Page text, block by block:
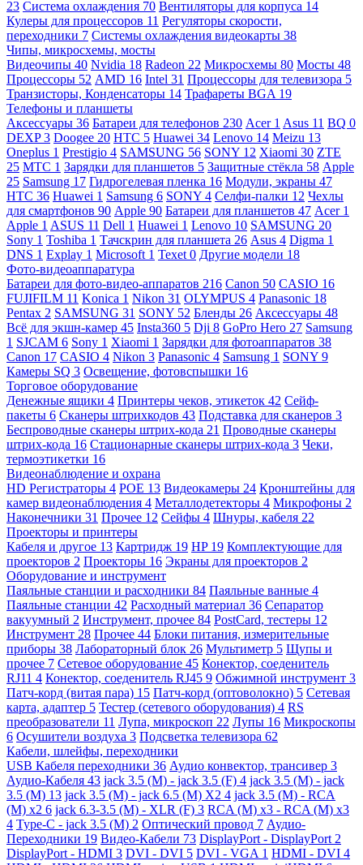
23 Система охлаждения 70 Вентиляторы для корпуса 14
Кулеры для процессоров 11 Регуляторы скорости,
переходники 7 Системы охлаждения видеокарты 38
Чипы, микросхемы, мосты
Видеочипы 40 Nvidia 18 Radeon 22 Микросхемы 80 Мосты 48
Процессоры 52 AMD 16 Intel 31 Процессоры для телевизора 5
Транзисторы, Конденсаторы 14 Трафареты BGA 19
Телефоны и планшеты
Аксессуары 36 Батареи для телефонов 230 Acer 1 Asus 11 BQ 0
DEXP3 Doogee 20 HTC 5 Huawei 34 Lenovo 14 Meizu 13
Oneplus 1 Prestigio 4 SAMSUNG 56 SONY 12 Xiaomi 30 ZTE
25 МТС 1 Зарядки для планшетов 5 Защитные стёкла 58 Apple
25 Samsung 17 Гидрогелевая пленка 16 Модули, экраны 47
HTC 36 Huawei 1 Samsung 6 SONY 4 Селфи-палки 12 Чехлы
для смартфонов 90 Apple 90 Батареи для планшетов 47 Acer 1
Apple 1 ASUS 11 Dell 1 Huawei 1 Lenovo 10 SAMSUNG 20
Sony 1 Toshiba 1 Тачскрин для планшета 26 Asus 4 Digma 1
DNS 1 Explay 1 Microsoft 1 Texet 0 Другие модели 18
Фото-видеоаппаратура
Батареи для фото-видео-аппаратов 216 Canon 50 CASIO 16
FUJIFILM 11 Konica 1 Nikon 31 OLYMPUS 4 Panasonic 18
Pentax 2 SAMSUNG 31 SONY 52 Бленды 26 Аксессуары 48
Всё для экшн-камер 45 Insta360 5 Dji 8 GoPro Hero 27 Samsung
1 SJCAM 6 Sony 1 Xiaomi 1 Зарядки для фотоаппаратов 38
Canon 17 CASIO 4 Nikon 3 Panasonic 4 Samsung 1 SONY 9
Камеры SQ 3 Освещение, фотовспышки 16
Торговое оборудование
Денежные ящики 4 Принтеры чеков, этикеток 42 Сейф-
пакеты 6 Сканеры штрихкодов 43 Подставка для сканеров 3
Беспроводные сканеры штрих-кода 21 Проводные сканеры
штрих-кода 16 Стационарные сканеры штрих-кода 3 Чеки,
термоэтикетки 16
Видеонаблюдение и охрана
HD Регистраторы 4 POE 13 Видеокамеры 24 Кронштейны для
камер видеонаблюдения 4 Металлодетекторы 4 Микрофоны 2
Наконечники 31 Прочее 12 Сейфы 4 Шнуры, кабеля 22
Проекторы и принтеры
Кабеля и другое 13 Картридж 19 HP 19 Комплектующие для
проекторов 2 Проекторы 16 Экраны для проекторов 2
Оборудование и инструмент
Паяльные станции и расходники 84 Паяльные ванные 4
Паяльные станции 42 Расходный материал 36 Сепаратор
вакуумный 2 Инструмент, прочее 84 PostCard, тестеры 12
Инструмент 28 Прочее 44 Блоки питания, измерительные
приборы 38 Лабораторный блок 26 Мультиметр 5 Щупы и
прочее 7 Сетевое оборудование 45 Конектор, соеденитель
RJ11 4 Конектор, соеденитель RJ45 9 Обжимной инструмент 3
Патч-корд (витая пара) 15 Патч-корд (оптоволокно) 5 Сетевая
карта, адаптер 5 Тестер (сетевого оборудования) 4 RS
преобразователи 11 Лупа, микроскоп 22 Лупы 16 Микроскопы
6 Осушители воздуха 3 Подсветка телевизора 62
Кабели, шлейфы, переходники
USB Кабеля переходники 36 Аудио конвектор, трансивер 3
Аудио-Кабеля 43 jack 3.5 (M) - jack 3.5 (F) 4 jack 3.5 (M) - jack
3.5 (M) 13 jack 3.5 (M) - jack 6.5 (M) X2 4 jack 3.5 (M) - RCA
(M) x2 6 jack 6.3-3.5 (M) - XLR (F) 3 RCA (M) x3 - RCA (M) x3
4 Type-C - jack 3.5 (M) 2 Оптический провод 7 Аудио-
Переходники 19 Видео-Кабели 73 DisplayPort - DisplayPort 2
DisplayPort - HDMI 3 DVI - DVI 5 DVI - VGA 1 HDMI - DVI 4